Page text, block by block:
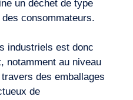
un déchet de type
consommateurs.
industriels est donc
notamment au niveau
des emballages
de